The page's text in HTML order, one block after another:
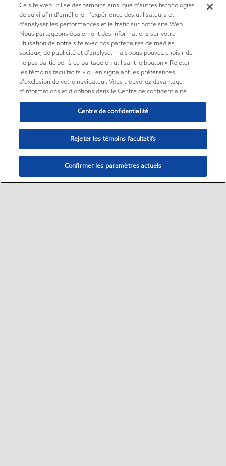
Ce site web utilise des témoins ainsi que d'autres technologies
de suivi afin d'améliorer l'expérience des utilisateurs et
d'analyser les performances et le trafic sur notre site Web.
Nous partageons également des informations sur votre
utilisation de notre site avec nos partenaires de médias
sociaux, de publicité et d'analyse, mais vous pouvez choisir de
ne pas participer à ce partage en utilisant le bouton « Rejeter
les témoins facultatifs » ou en signalant les préférences
d'exclusion de votre navigateur. Vous trouverez davantage
d'informations et d'options dans le Centre de confidentialité.
Centre de confidentialité
Rejeter les témoins facultatifs
Confirmer les paramètres actuels